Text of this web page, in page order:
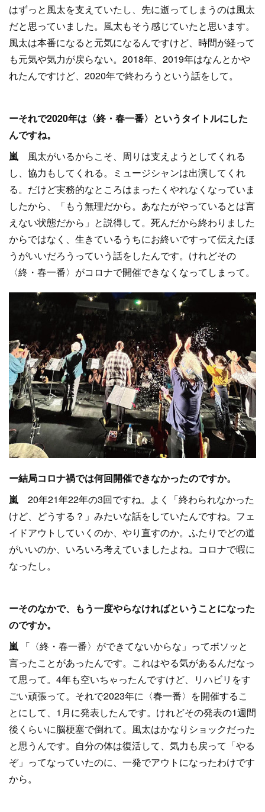
はずっと風太を支えていたし、先に逝ってしまうのは風太
だと思っていました。風太もそう感じていたと思います。
風太は本番になると元気になるんですけど、時間が経って
も元気や気力が戻らない。2018年、2019年はなんとかや
れたんですけど、2020年で終わろうという話をして。
ーそれで2020年は〈終・春一番〉というタイトルにした
んですね。
嵐 風太がいるからこそ、周りは支えようとしてくれる
し、協力もしてくれる。ミュージシャンは出演してくれ
る。だけど実務的なところはまったくやれなくなっていま
したから、「もう無理だから。あなたがやっているとは言
えない状態だから」と説得して。死んだから終わりました
からではなく、生きているうちにお終いですって伝えたほ
うがいいだろうっていう話をしたんです。けれどその
〈終・春一番〉がコロナで開催できなくなってしまって。
ー結局コロナ禍では何回開催できなかったのですか。
嵐 20年21年22年の3回ですね。よく「終わられなかった
けど、どうする？」みたいな話をしていたんですね。フェ
イドアウトしていくのか、やり直すのか。ふたりでどの道
がいいのか、いろいろ考えていましたよね。コロナで暇に
なったし。
ーそのなかで、もう一度やらなければということになった
のですか。
嵐 「〈終・春一番〉ができてないからな」ってボソッと
言ったことがあったんです。これはやる気があるんだなっ
て思って。4年も空いちゃったんですけど、リハビリをす
ごい頑張って。それで2023年に〈春一番〉を開催するこ
とにして、1月に発表したんです。けれどその発表の1週間
後くらいに脳梗塞で倒れて。風太はかなりショックだった
と思うんです。自分の体は復活して、気力も戻って「やる
ぞ」ってなっていたのに、一発でアウトになったわけです
から。